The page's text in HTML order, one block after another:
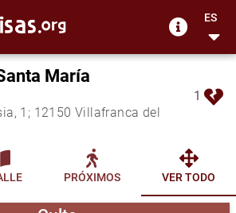
ES
María
1; 12150 Villafranca del
1
PRÓXIMOS VER TODO